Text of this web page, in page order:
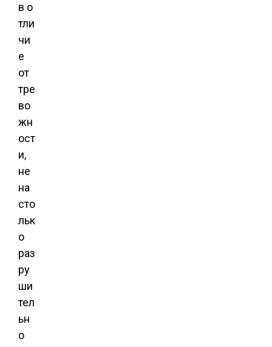
в о
тли
чи
е
от
тре
во
жн
ост
и,
не
на
сто
льк
о
раз
ру
ши
тел
ьн
о